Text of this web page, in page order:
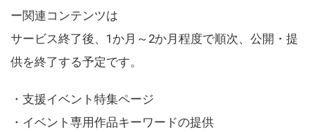
ー関連コンテンツは
サービス終了後、1か月～2か月程度で順次、公開・提
供を終了する予定です。
・支援イベント特集ページ
・イベント専用作品キーワードの提供